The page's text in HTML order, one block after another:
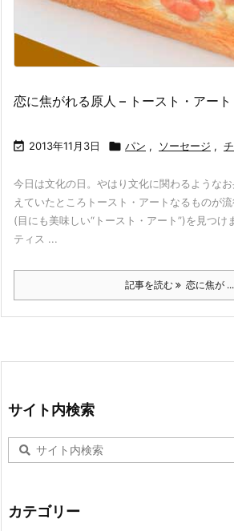
恋に焦がれる原人 – トースト・アート
 2013年11月3日  パン , ソーセージ ,
今日は文化の日。やはり文化に関わるような
えていたところトースト・アートなるものが
(目にも美味しい“トースト・アート”)を見つけ
ティス ...
記事を読む 恋に焦が ...
サイト内検索
カテゴリー